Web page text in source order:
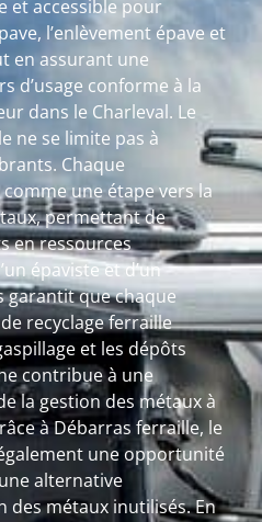
et accessible pour
l’enlèvement épave et
en assurant une
d’usage conforme à la
dans le Charleval. Le
ne se limite pas à
Chaque
une étape vers la
permettant de
en ressources
épaviste et d’un
garantit que chaque
recyclage ferraille
et les dépôts
contribue à une
la gestion des métaux à
à Débarras ferraille, le
une opportunité
alternative
des métaux inutilisés. En